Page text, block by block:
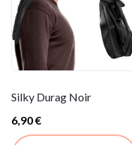
Silky Durag Noir
6,90€